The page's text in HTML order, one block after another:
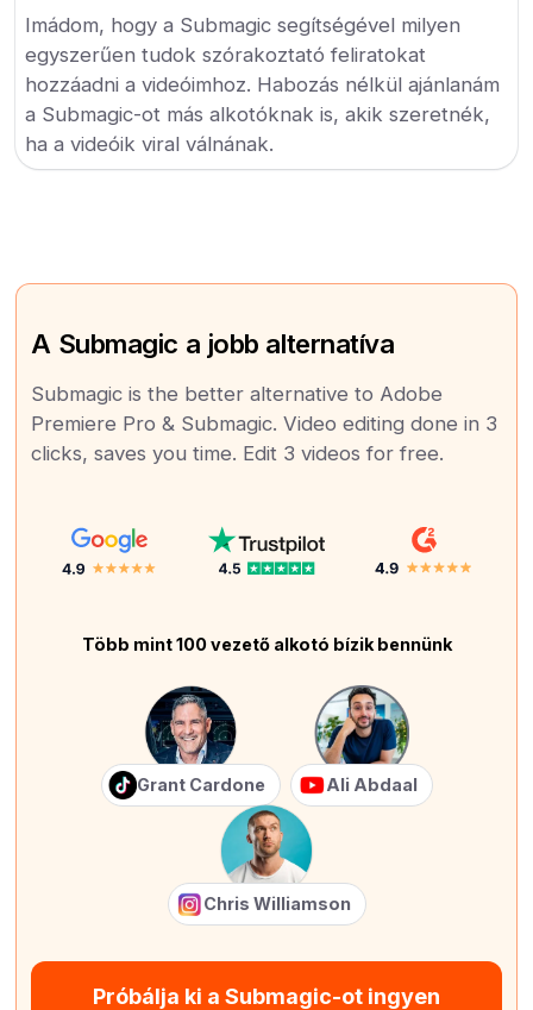
Imádom, hogy a Submagic segítségével milyen
egyszerűen tudok szórakoztató feliratokat
hozzáadni a videóimhoz. Habozás nélkül ajánlanám
a Submagic-ot más alkotóknak is, akik szeretnék,
ha a videóik viral válnának.
A Submagic a jobb alternatíva
Submagic is the better alternative to Adobe
Premiere Pro & Submagic. Video editing done in 3
clicks, saves you time. Edit 3 videos for free.
Több mint 100 vezető alkotó bízik bennünk
Grant Cardone Ali Abdaal
Chris Williamson
Próbálja ki a Submagic-ot ingyen